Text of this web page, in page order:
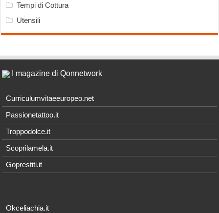
Tempi di Cottura
Utensili
I magazine di Qonnetwork
Curriculumvitaeeuropeo.net
Passionetattoo.it
Troppodolce.it
Scoprilamela.it
Goprestiti.it
Okceliachia.it